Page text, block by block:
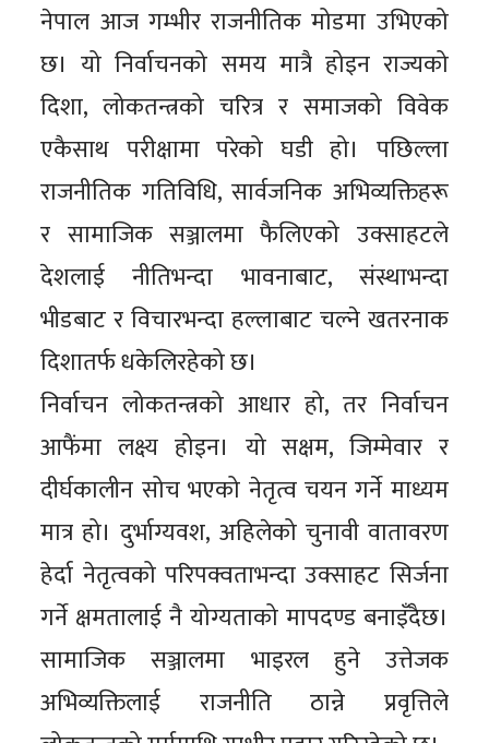
नेपाल आज गम्भीर राजनीतिक मोडमा उभिएको
छ। यो निर्वाचनको समय मात्रै होइन राज्यको
दिशा, लोकतन्त्रको चरित्र र समाजको विवेक
एकैसाथ परीक्षामा परेको घडी हो। पछिल्ला
राजनीतिक गतिविधि, सार्वजनिक अभिव्यक्तिहरू
र सामाजिक सञ्जालमा फैलिएको उक्साहटले
देशलाई नीतिभन्दा भावनाबाट, संस्थाभन्दा
भीडबाट र विचारभन्दा हल्लाबाट चल्ने खतरनाक
दिशातर्फ धकेलिरहेको छ।
निर्वाचन लोकतन्त्रको आधार हो, तर निर्वाचन
आफैंमा लक्ष्य होइन। यो सक्षम, जिम्मेवार र
दीर्घकालीन सोच भएको नेतृत्व चयन गर्ने माध्यम
मात्र हो। दुर्भाग्यवश, अहिलेको चुनावी वातावरण
हेर्दा नेतृत्वको परिपक्वताभन्दा उक्साहट सिर्जना
गर्ने क्षमतालाई नै योग्यताको मापदण्ड बनाइँदैछ।
सामाजिक सञ्जालमा भाइरल हुने उत्तेजक
अभिव्यक्तिलाई राजनीति ठान्ने प्रवृत्तिले